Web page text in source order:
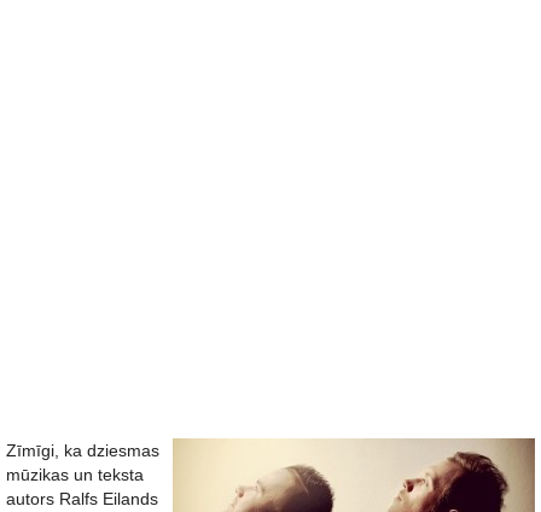
Zīmīgi, ka dziesmas
mūzikas un teksta
autors Ralfs Eilands